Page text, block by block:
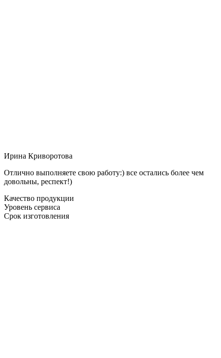
Ирина Криворотова
Отлично выполняете свою работу:) все остались более чем
довольны, респект!)
Качество продукции
Уровень сервиса
Срок изготовления